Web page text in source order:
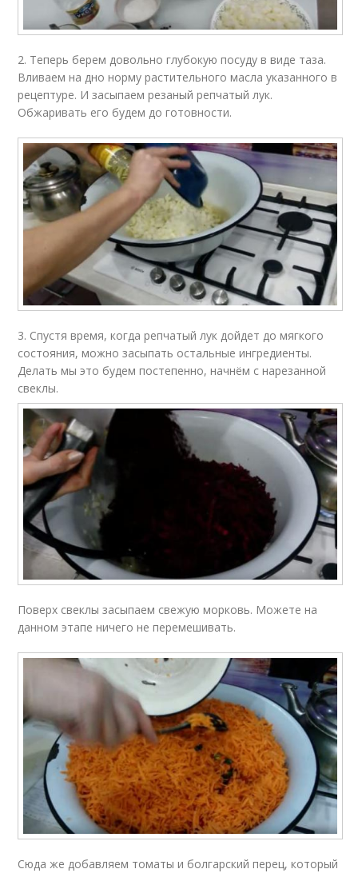
2. Теперь берем довольно глубокую посуду в виде таза.
Вливаем на дно норму растительного масла указанного в
рецептуре. И засыпаем резаный репчатый лук.
Обжаривать его будем до готовности.
3. Спустя время, когда репчатый лук дойдет до мягкого
состояния, можно засыпать остальные ингредиенты.
Делать мы это будем постепенно, начнём с нарезанной
свеклы.
Поверх свеклы засыпаем свежую морковь. Можете на
данном этапе ничего не перемешивать.
Сюда же добавляем томаты и болгарский перец, который